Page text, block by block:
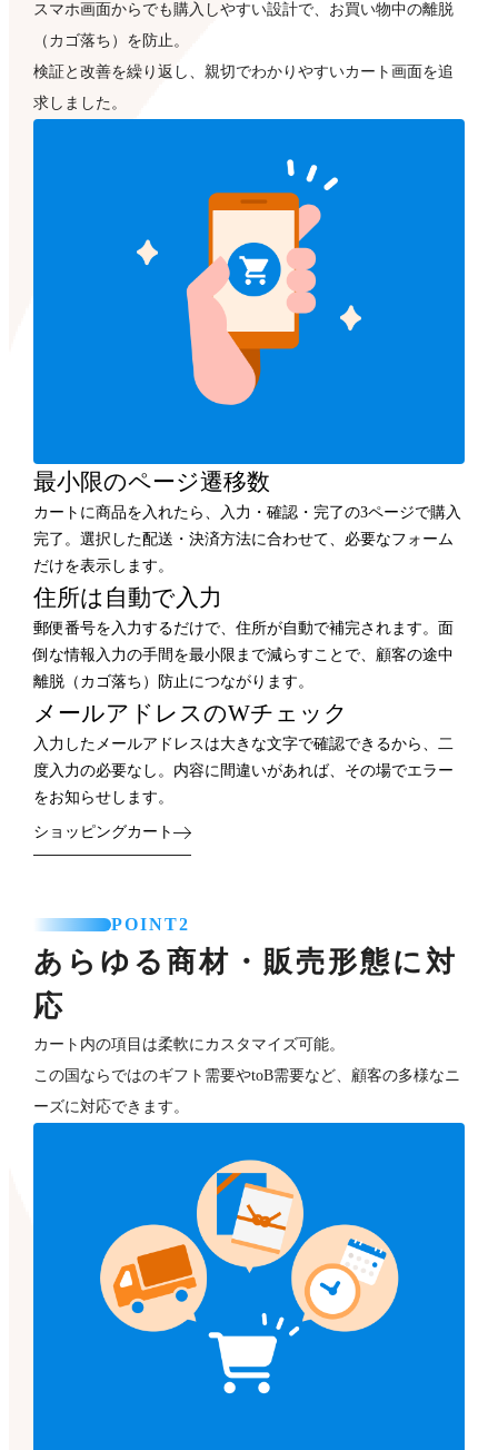
スマホ画面からでも購入しやすい設計で、お買い物中の離脱
（カゴ落ち）を防止。
検証と改善を繰り返し、親切でわかりやすいカート画面を追
求しました。
最小限のページ遷移数
カートに商品を入れたら、入力・確認・完了の3ページで購入
完了。選択した配送・決済方法に合わせて、必要なフォーム
だけを表示します。
住所は自動で入力
郵便番号を入力するだけで、住所が自動で補完されます。面
倒な情報入力の手間を最小限まで減らすことで、顧客の途中
離脱（カゴ落ち）防止につながります。
メールアドレスのWチェック
入力したメールアドレスは大きな文字で確認できるから、二
度入力の必要なし。内容に間違いがあれば、その場でエラー
をお知らせします。
ショッピングカート
POINT2
あらゆる商材・販売形態に対
応
カート内の項目は柔軟にカスタマイズ可能。
この国ならではのギフト需要やtoB需要など、顧客の多様なニ
ーズに対応できます。